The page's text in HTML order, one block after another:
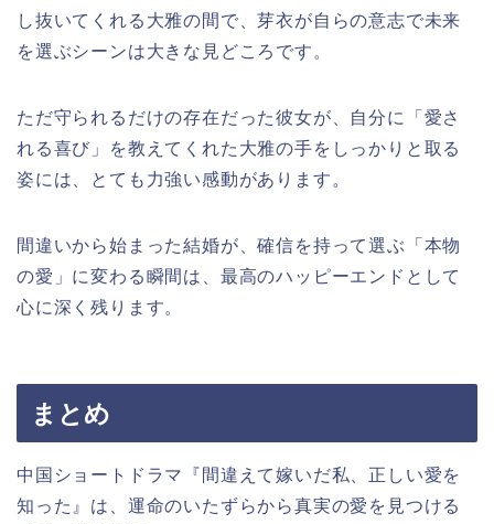
し抜いてくれる大雅の間で、芽衣が自らの意志で未来
を選ぶシーンは大きな見どころです。
ただ守られるだけの存在だった彼女が、自分に「愛さ
れる喜び」を教えてくれた大雅の手をしっかりと取る
姿には、とても力強い感動があります。
間違いから始まった結婚が、確信を持って選ぶ「本物
の愛」に変わる瞬間は、最高のハッピーエンドとして
心に深く残ります。
まとめ
中国ショートドラマ『間違えて嫁いだ私、正しい愛を
知った』は、運命のいたずらから真実の愛を見つける